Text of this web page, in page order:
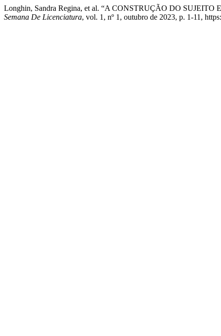
Longhin, Sandra Regina, et al. “A CONSTRUÇÃO DO
Semana De Licenciatura, vol. 1, nº 1, outubro de 2023, p. 1-11,